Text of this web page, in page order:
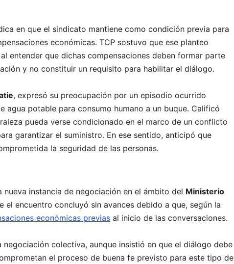
en que el sindicato mantiene como condición previa para
económicas. TCP sostuvo que ese planteo
entender que dichas compensaciones deben formar parte
y no constituir un requisito para habilitar el diálogo.
, expresó su preocupación por un episodio ocurrido
potable para consumo humano a un buque. Calificó
pueda verse condicionado en el marco de un conflicto
garantizar el suministro. En ese sentido, anticipó que
la seguridad de las personas.
instancia de negociación en el ámbito del Ministerio
el encuentro concluyó sin avances debido a que, según la
económicas previas al inicio de las conversaciones.
colectiva, aunque insistió en que el diálogo debe
el proceso de buena fe previsto para este tipo de